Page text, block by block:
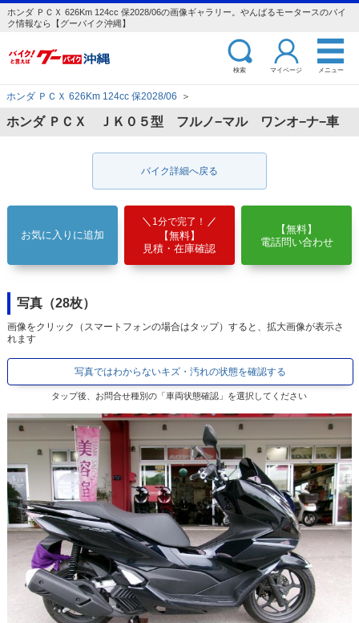
ホンダ ＰＣＸ 626Km 124cc 保2028/06の画像ギャラリー。やんばるモータースのバイ
ク情報なら【グーバイク沖縄】
検索 マイページ メニュー
ホンダ ＰＣＸ 626Km 124cc 保2028/06 ＞
ホンダ ＰＣＸ ＪＫ０５型 フルノ−マル ワンオ−ナ−車
バイク詳細へ戻る
お気に入りに追加
1分で完了！
【無料】
見積・在庫確認
【無料】
電話問い合わせ
写真（28枚）
画像をクリック（スマートフォンの場合はタップ）すると、拡大画像が表示さ
れます
写真ではわからないキズ・汚れの状態を確認する
タップ後、お問合せ種別の「車両状態確認」を選択してください